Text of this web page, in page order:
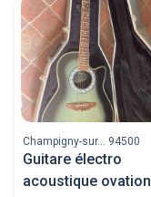
Champigny-sur... 94500
Guitare électro
acoustique ovation